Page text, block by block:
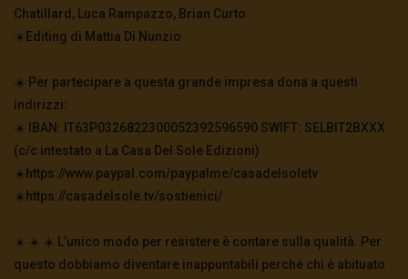
Chatillard, Luca Rampazzo, Brian Curto
☀️Editing di Mattia Di Nunzio
☀️ Per partecipare a questa grande impresa dona a questi
indirizzi:
☀️ IBAN: IT63P0326822300052392596590 SWIFT: SELBIT2BXXX
(c/c intestato a La Casa Del Sole Edizioni)
☀️https://www.paypal.com/paypalme/casadelsoletv
☀️https://casadelsole.tv/sostienici/
☀️ ☀️ ☀️ L’unico modo per resistere è contare sulla qualità. Per
questo dobbiamo diventare inappuntabili perché chi è abituato